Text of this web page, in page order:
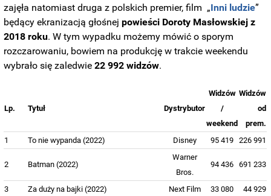
zajęła natomiast druga z polskich premier, film „Inni ludzie”
będący ekranizacją głośnejpowieści Doroty Masłowskiej z
2018 roku. W tym wypadku możemy mówić o sporym
rozczarowaniu, bowiem na produkcję w trakcie weekendu
wybrało się zaledwie22 992 widzów.
Lp. Tytuł Dystrybutor
Widzów
/
weekend
Widzów
od
prem.
1
To nie wypanda (2022) Disney 95 419 226 991
2 Batman (2022)
Warner
Bros.
94 436 691 233
3 Za duży na bajki (2022) Next Film 33 080 44 929